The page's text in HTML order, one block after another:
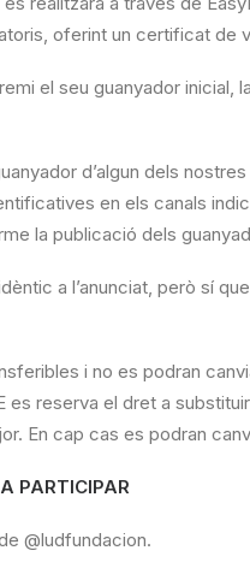
oferint un certificat de
el seu guanyador inicial,
d’algun dels
en els canals
la publicació dels
a l’anunciat, però sí
i no es podran
es reserva el dret a
En cap cas es podran
PARTICIPAR
@ludfundacion.